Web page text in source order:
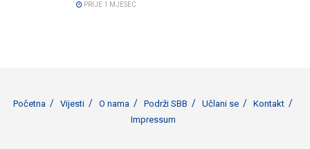
PRIJE 1 MJESEC
Početna Vijesti O nama Podrži SBB Učlani se
Kontakt
Impressum